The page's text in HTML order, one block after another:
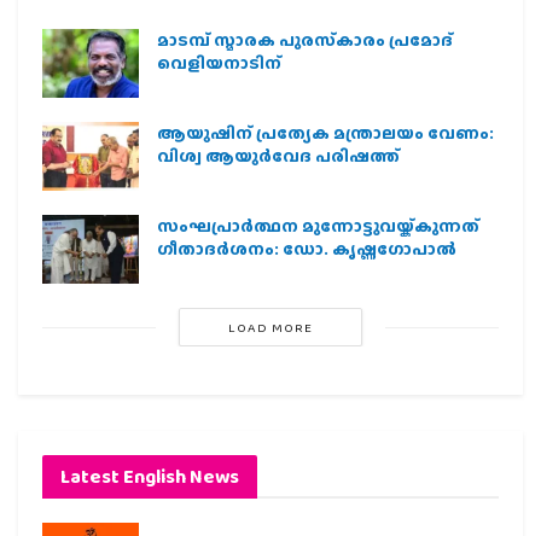
മാടമ്പ് സ്മാരക പുരസ്‌കാരം പ്രമോദ്
വെളിയനാടിന്
ആയുഷിന് പ്രത്യേക മന്ത്രാലയം വേണം:
വിശ്വ ആയുര്‍വേദ പരിഷത്ത്
സംഘപ്രാര്‍ത്ഥന മുന്നോട്ടുവയ്ക്കുന്നത്
ഗീതാദര്‍ശനം: ഡോ. കൃഷ്ണഗോപാല്‍
LOAD MORE
Latest English News